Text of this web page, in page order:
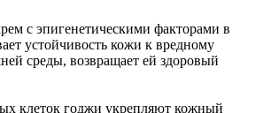
с эпигенетическими факторами в
устойчивость кожи к вредному
среды, возвращает ей здоровый
клеток годжи укрепляют кожный